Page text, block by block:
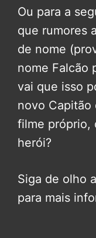
Ou para a
que rumores
de nome
nome Falcão
vai que isso
novo Capitão
filme próprio,
herói?
Siga de olho
para mais